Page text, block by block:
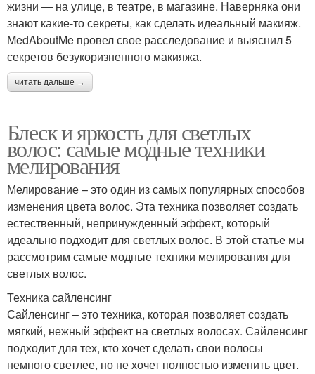
жизни — на улице, в театре, в магазине. Наверняка они
знают какие-то секреты, как сделать идеальный макияж.
MedAboutMe провел свое расследование и выяснил 5
секретов безукоризненного макияжа.
читать дальше →
Блеск и яркость для светлых
волос: самые модные техники
мелирования
Мелирование – это один из самых популярных способов
изменения цвета волос. Эта техника позволяет создать
естественный, непринужденный эффект, который
идеально подходит для светлых волос. В этой статье мы
рассмотрим самые модные техники мелирования для
светлых волос.
Техника сайленсинг
Сайленсинг – это техника, которая позволяет создать
мягкий, нежный эффект на светлых волосах. Сайленсинг
подходит для тех, кто хочет сделать свои волосы
немного светлее, но не хочет полностью изменить цвет.